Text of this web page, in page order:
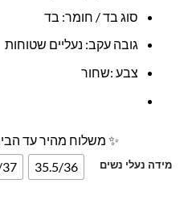
סוג בד / חומר: בד
גובה עקב: נעליים שטוחות
צבע :שחור
✨ משלוח מהיר עד
מידה נעלי נשים 35.5/36
37